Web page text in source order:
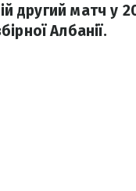
другий матч у
Албанії.